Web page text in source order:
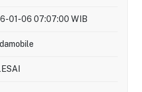
01-06 07:07:00 WIB